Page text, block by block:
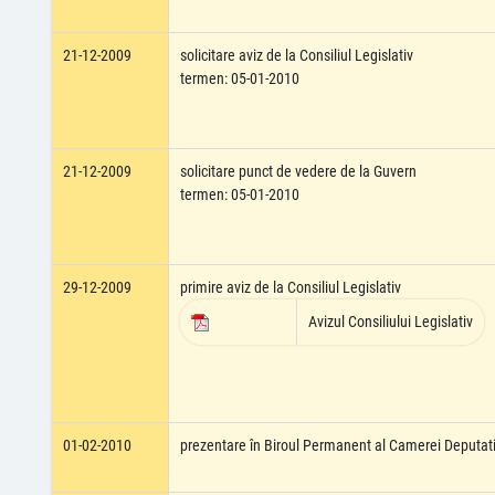
21-12-2009
solicitare aviz de la Consiliul Legislativ
termen: 05-01-2010
21-12-2009
solicitare punct de vedere de la Guvern
termen: 05-01-2010
29-12-2009
primire aviz de la Consiliul Legislativ
Avizul Consiliului Legislativ
01-02-2010 prezentare în Biroul Permanent al Camerei